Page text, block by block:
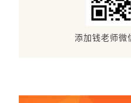
添加钱老师微